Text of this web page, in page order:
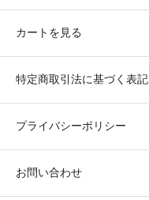
カートを見る
特定商取引法に基づく表記
プライバシーポリシー
お問い合わせ